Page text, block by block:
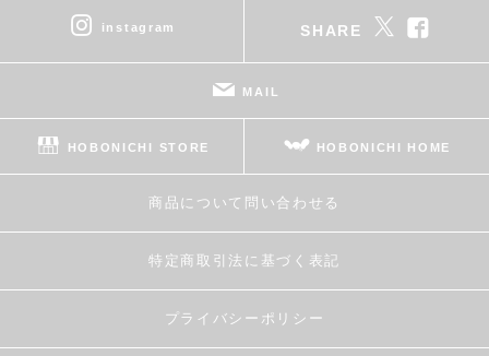
instagram SHARE
MAIL
HOBONICHI STORE HOBONICHI HOME
商品について問い合わせる
特定商取引法に基づく表記
プライバシーポリシー